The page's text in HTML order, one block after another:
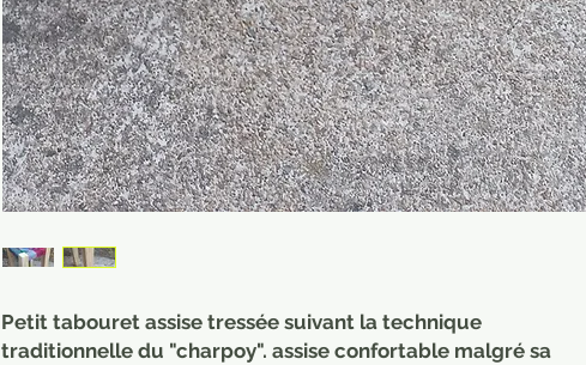
Petit tabouret assise tressée suivant la technique
traditionnelle du "charpoy". assise confortable malgré sa